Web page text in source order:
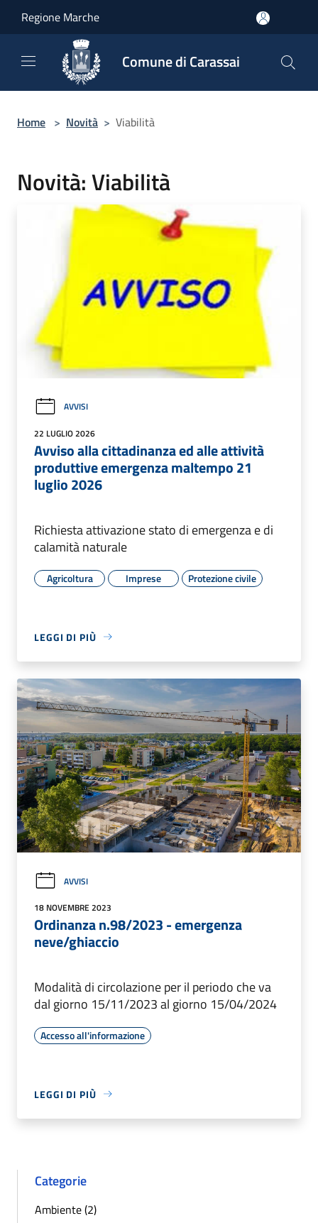
Regione Marche
Comune di Carassai
Home > Novità > Viabilità
Novità: Viabilità
AVVISI
22 LUGLIO 2026
Avviso alla cittadinanza ed alle attività
produttive emergenza maltempo 21
luglio 2026
Richiesta attivazione stato di emergenza e di
calamità naturale
Agricoltura Imprese Protezione civile
LEGGI DI PIÙ
AVVISI
18 NOVEMBRE 2023
Ordinanza n.98/2023 - emergenza
neve/ghiaccio
Modalità di circolazione per il periodo che va
dal giorno 15/11/2023 al giorno 15/04/2024
Accesso all'informazione
LEGGI DI PIÙ
Categorie
Ambiente (2)